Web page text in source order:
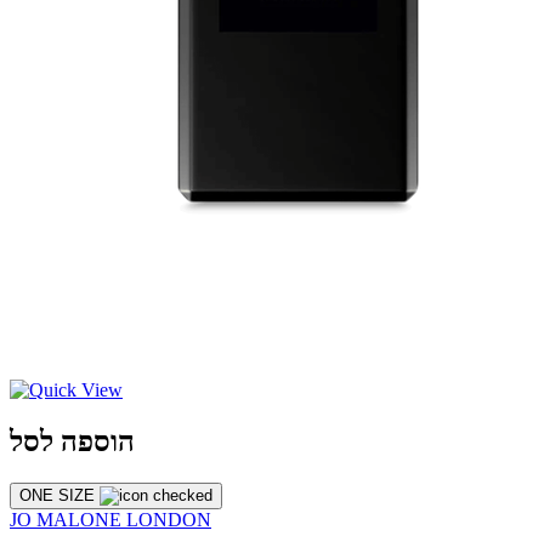
הוספה לסל
ONE SIZE
JO MALONE LONDON